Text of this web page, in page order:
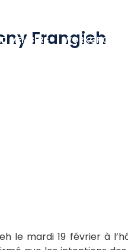
MEMBERS WORKGROUPS
Frangieh
le mardi 19 février à